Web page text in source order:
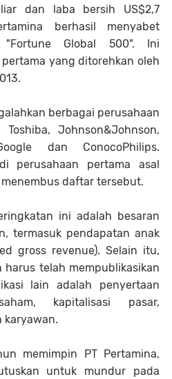
dan laba bersih US$2,7
berhasil menyabet
Global 500". Ini
yang ditorehkan oleh
berbagai perusahaan
Johnson&Johnson,
dan ConocoPhilips.
perusahaan pertama asal
daftar tersebut.
ini adalah besaran
termasuk pendapatan anak
gross revenue). Selain itu,
harus telah mempublikasikan
lain adalah penyertaan
kapitalisasi pasar,
karyawan.
memimpin PT Pertamina,
untuk mundur pada